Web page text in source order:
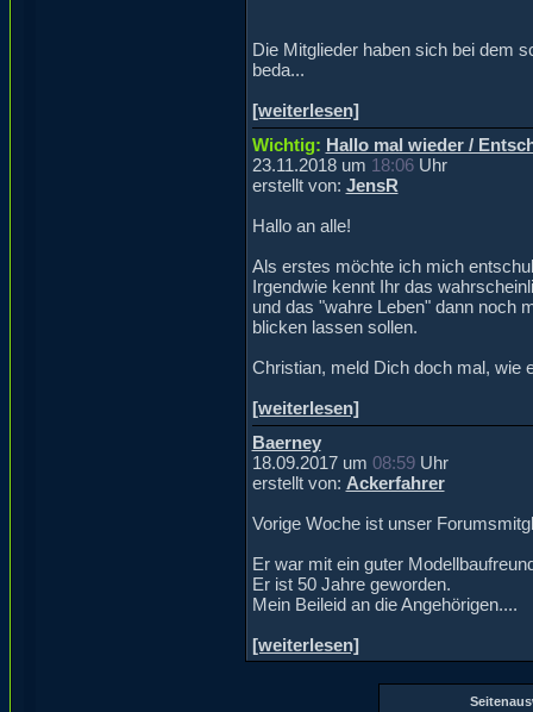
Die Mitglieder haben sich bei dem
beda...
[weiterlesen]
Wichtig: Hallo mal wieder /
23.11.2018 um 18:06Uhr
erstellt von: JensR
Hallo an alle!
Als erstes möchte ich mich
Irgendwie kennt Ihr das
und das "wahre Leben" dann noch
blicken lassen sollen.
Christian, meld Dich doch mal, wie
[weiterlesen]
Baerney
18.09.2017 um 08:59Uhr
erstellt von: Ackerfahrer
Vorige Woche ist unser
Er war mit ein guter
Er ist 50 Jahre geworden.
Mein Beileid an die Angehörigen....
[weiterlesen]